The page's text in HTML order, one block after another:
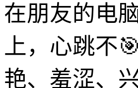
在朋友的电
上，心跳不
艳、羞涩、